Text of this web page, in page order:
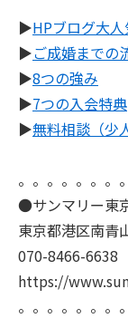
▶HPブログ大
▶ご成婚までの
▶8つの強み
▶7つの入会特典
▶無料相談（少
。。。。。。。
●サンマリー東
東京都港区南青
070-8466-6638
https://
。。。。。。。